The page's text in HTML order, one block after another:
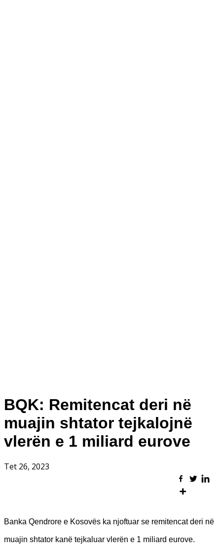
BQK: Remitencat deri në
muajin shtator tejkalojnë
vlerën e 1 miliard eurove
Tet 26, 2023
Banka Qendrore e Kosovës ka njoftuar se remitencat deri në
muajin shtator kanë tejkaluar vlerën e 1 miliard eurove.